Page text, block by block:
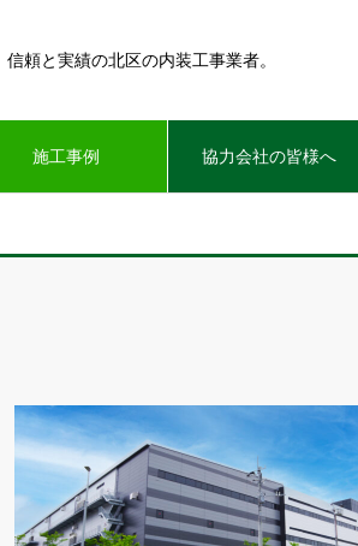
頼と実績の北区の内装工事業者。
施工事例 協力会社の皆様へ